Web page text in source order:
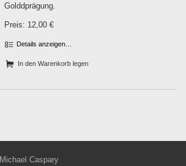
Golddprägung.
Preis: 12,00 €
Details anzeigen…
In den Warenkorb legen
Michael Caspary